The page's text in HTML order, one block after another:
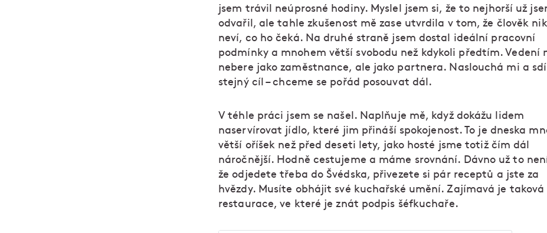
jsem trávil neúprosné hodiny. Myslel jsem si, že to nejhorší už
odvařil, ale tahle zkušenost mě zase utvrdila v tom, že člověk
neví, co ho čeká. Na druhé straně jsem dostal ideální pracovní
podmínky a mnohem větší svobodu než kdykoli předtím. Vedení
nebere jako zaměstnance, ale jako partnera. Naslouchá mi a
stejný cíl – chceme se pořád posouvat dál.
V téhle práci jsem se našel. Naplňuje mě, když dokážu lidem
naservírovat jídlo, které jim přináší spokojenost. To je dneska
větší oříšek než před deseti lety, jako hosté jsme totiž čím dál
náročnější. Hodně cestujeme a máme srovnání. Dávno už to
že odjedete třeba do Švédska, přivezete si pár receptů a jste za
hvězdy. Musíte obhájit své kuchařské umění. Zajímavá je taková
restaurace, ve které je znát podpis šéfkuchaře.